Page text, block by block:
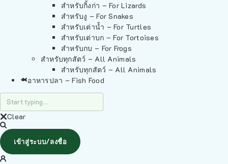
สำหรับกิ้งก่า – For Lizards
สำหรับงู – For Snakes
สำหรับเต่าน้ำ – For Turtles
สำหรับเต่าบก – For Tortoises
สำหรับกบ – For Frogs
สำหรับทุกสัตว์ – All Animals
สำหรับทุกสัตว์ – All Animals
อาหารปลา – Fish Food
Clear
เข้าสู่ระบบ/ลงชื่อ